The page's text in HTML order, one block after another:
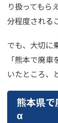
り扱ってもら
分程度される
でも、大切に
「熊本で廃
いたところ、
熊本県で
α